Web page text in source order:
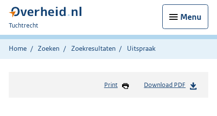
Menu
U
bent
hier:
Tuchtrecht
Home Zoeken Zoekresultaten Uitspraak
Print Download PDF